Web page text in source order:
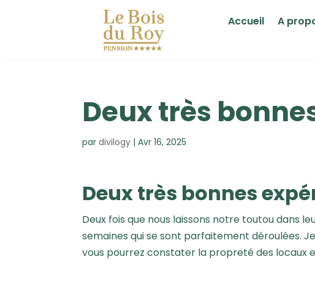
Accueil A
Deux très
pardivilogy |Avr 16, 2025
Deux très bonnes
Deux fois que nous laissons notre toutou dans
semaines qui se sont parfaitement déroulées.
vous pourrez constater la propreté des locaux